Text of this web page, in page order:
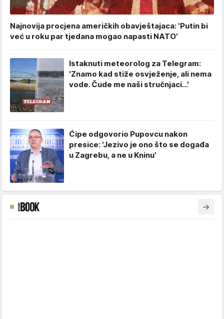
Najnovija procjena američkih obavještajaca: 'Putin bi
već u roku par tjedana mogao napasti NATO'
Istaknuti meteorolog za Telegram:
'Znamo kad stiže osvježenje, ali nema
vode. Čude me naši stručnjaci...'
Ćipe odgovorio Pupovcu nakon
presice: 'Jezivo je ono što se događa
u Zagrebu, a ne u Kninu'